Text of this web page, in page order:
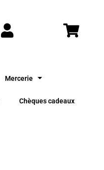
Mercerie
Chèques cadeaux